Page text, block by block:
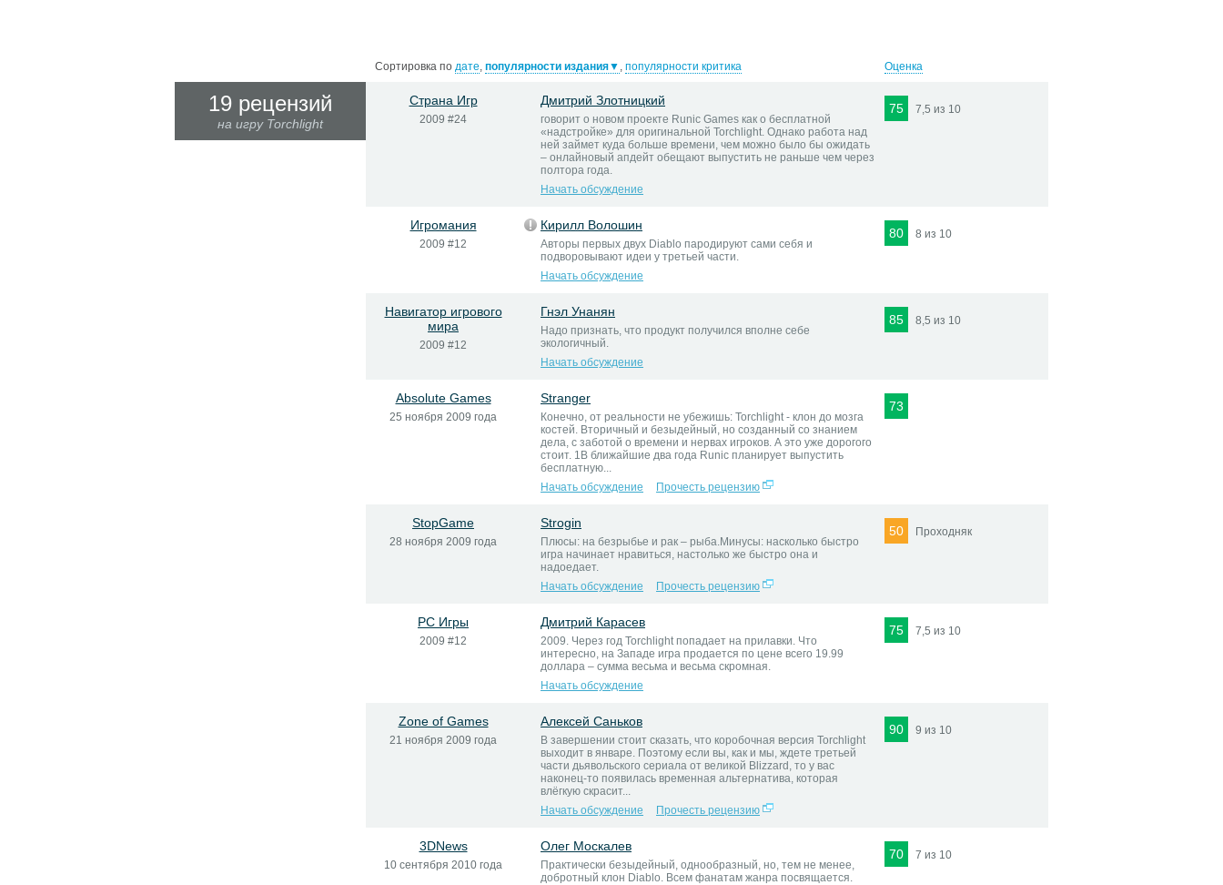
Сортировка по дате, популярности издания▼ , популярности критика Оценка
19 рецензий
на игру Torchlight
Страна Игр
2009 #24
Дмитрий Злотницкий
говорит о новом проекте Runic Games как о бесплатной
«надстройке» для оригинальной Torchlight. Однако работа над
ней займет куда больше времени, чем можно было бы ожидать
– онлайновый апдейт обещают выпустить не раньше чем через
полтора года.
Начать обсуждение
75 7,5 из 10
Игромания
2009 #12
Кирилл Волошин
Авторы первых двух Diablo пародируют сами себя и
подворовывают идеи у третьей части.
Начать обсуждение
80 8 из 10
Навигатор игрового
мира
2009 #12
Гнэл Унанян
Надо признать, что продукт получился вполне себе
экологичный.
Начать обсуждение
85 8,5 из 10
Absolute Games
25 ноября 2009 года
Stranger
Конечно, от реальности не убежишь: Torchlight - клон до мозга
костей. Вторичный и безыдейный, но созданный со знанием
дела, с заботой о времени и нервах игроков. А это уже дорогого
стоит. 1В ближайшие два года Runic планирует выпустить
бесплатную...
Начать обсуждение
Прочесть рецензию
73
StopGame
28 ноября 2009 года
Strogin
Плюсы: на безрыбье и рак – рыба.Минусы: насколько быстро
игра начинает нравиться, настолько же быстро она и
надоедает.
Начать обсуждение
Прочесть рецензию
50 Проходняк
PC Игры
2009 #12
Дмитрий Карасев
2009. Через год Torchlight попадает на прилавки. Что
интересно, на Западе игра продается по цене всего 19.99
доллара – сумма весьма и весьма скромная.
Начать обсуждение
75 7,5 из 10
Zone of Games
21 ноября 2009 года
Алексей Саньков
В завершении стоит сказать, что коробочная версия Torchlight
выходит в январе. Поэтому если вы, как и мы, ждете третьей
части дьявольского сериала от великой Blizzard, то у вас
наконец-то появилась временная альтернатива, которая
влёгкую скрасит...
Начать обсуждение
Прочесть рецензию
90 9 из 10
3DNews
10 сентября 2010 года
Олег Москалев
Практически безыдейный, однообразный, но, тем не менее,
добротный клон Diablo. Всем фанатам жанра посвящается.
70 7 из 10